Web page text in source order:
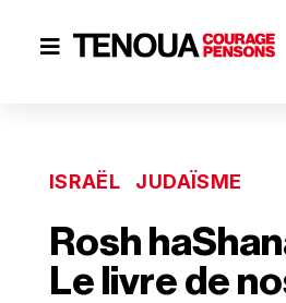

ISRAËL JUDAÏSME
Rosh
Le livre de